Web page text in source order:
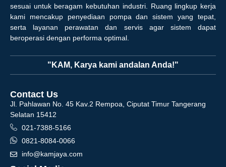
sesuai untuk beragam kebutuhan industri. Ruang lingkup kerja
kami mencakup penyediaan pompa dan sistem yang tepat,
serta layanan perawatan dan servis agar sistem dapat
beroperasi dengan performa optimal.
"KAM, Karya kami andalan Anda!"
Contact Us
Jl. Pahlawan No. 45 Kav.2 Rempoa, Ciputat Timur Tangerang
Selatan 15412
021-7388-5166
0821-8084-0066
info@kamjaya.com